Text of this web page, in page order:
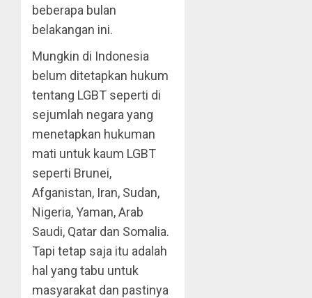
beberapa bulan
belakangan ini.
Mungkin di Indonesia
belum ditetapkan hukum
tentang LGBT seperti di
sejumlah negara yang
menetapkan hukuman
mati untuk kaum LGBT
seperti Brunei,
Afganistan, Iran, Sudan,
Nigeria, Yaman, Arab
Saudi, Qatar dan Somalia.
Tapi tetap saja itu adalah
hal yang tabu untuk
masyarakat dan pastinya